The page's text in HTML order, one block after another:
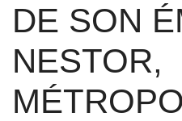
DE SON
NESTOR,